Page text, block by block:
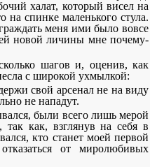
халат, который висел на
на спинке маленького стула.
меня ими было вовсе
новой личины мне почему-
шагов и, оценив, как
с широкой ухмылкой:
свой арсенал не на виду
не нападут.
были всего лишь мерой
так как, взглянув на себя в
кто станет моей первой
от миролюбивых